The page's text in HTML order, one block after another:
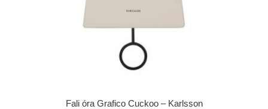
Fali óra Grafico Cuckoo – Karlsson